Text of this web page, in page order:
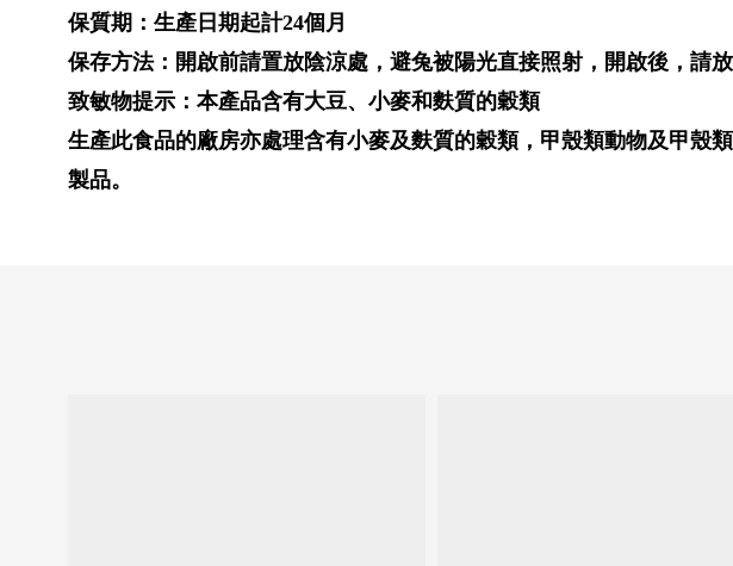
保質期：生產日期起計24個月
保存方法：開啟前請置放陰涼處，避兔被陽光直接照射，開啟後，請放
致敏物提示：本產品含有大豆、小麥和麩質的穀類
生產此食品的廠房亦處理含有小麥及麩質的穀類，甲殼類動物及甲殼
製品。